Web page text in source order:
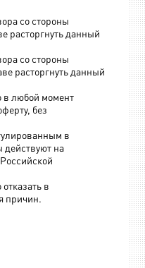
со стороны
расторгнуть данный
со стороны
расторгнуть данный
в любой момент
без
в
действуют на
в
причин.